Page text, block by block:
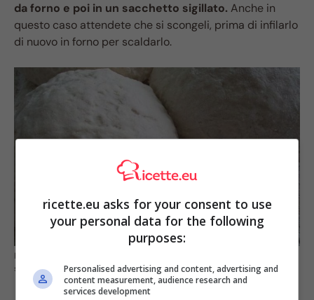
da forno e poi in un sacchetto sigillato. Anche in
questo caso attendete che si scongeli, prima di infilarlo
di nuovo in forno per scaldarlo.
Prima o dopo la lievitazione e come scongelarlo: cosa è importante
sapere (fonte pixabey)
ricette.eu asks for your consent to use
your personal data for the following
purposes:
Personalised advertising and content, advertising and
content measurement, audience research and
services development